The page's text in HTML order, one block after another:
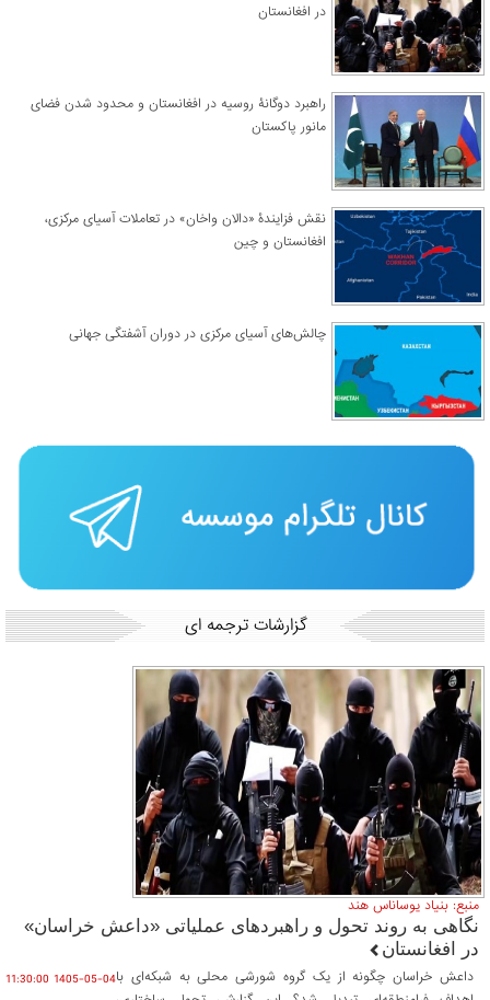
در افغانستان
راهبرد دوگانۀ روسیه در افغانستان و محدود شدن فضای
مانور پاکستان
نقش فزایندۀ «دالان واخان» در تعاملات آسیای مرکزی،
افغانستان و چین
چالش‌های آسیای مرکزی در دوران آشفتگی جهانی
گزارشات ترجمه ای
منبع: بنیاد یوساناس هند
نگاهی به روند تحول و راهبردهای عملیاتی «داعش خراسان»
در افغانستان
1405-05-04 11:30:00داعش خراسان چگونه از یک گروه شورشی محلی به شبکه‌ای با